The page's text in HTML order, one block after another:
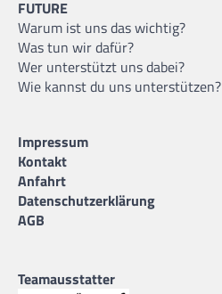
FUTURE
Warum ist uns das wichtig?
Was tun wir dafür?
Wer unterstützt uns dabei?
Wie kannst du uns unterstützen?
Impressum
Kontakt
Anfahrt
Datenschutzerklärung
AGB
Teamausstatter